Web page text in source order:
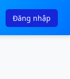
Đăng nhập